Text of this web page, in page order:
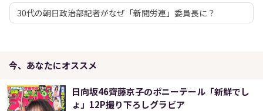
30代の朝日政治部記者がなぜ「新聞労連」委員長に？
今、あなたにオススメ
日向坂46齊藤京子のポニーテール「新鮮でし
ょ」12P撮り下ろしグラビア